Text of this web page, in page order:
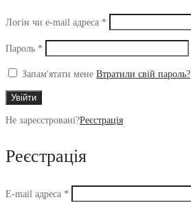
Логін чи e-mail адреса *
Пароль *
Запам'ятати мене Втратили свій пароль?
Увійти
Не зареєстровані?Реєстрація
Реєстрація
E-mail адреса * Обов’язкове